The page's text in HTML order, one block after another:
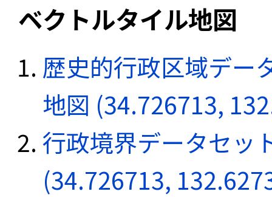
ベクトルタイル地図
歴史的行政区域デー
地図 (34.726713,
行政境界データセッ
(34.726713,